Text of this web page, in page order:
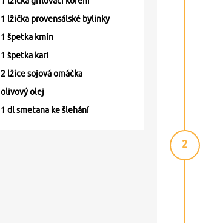
1 lžička provensálské bylinky
1 špetka kmín
1 špetka kari
2 lžíce sojová omáčka
olivový olej
1 dl smetana ke šlehání
2